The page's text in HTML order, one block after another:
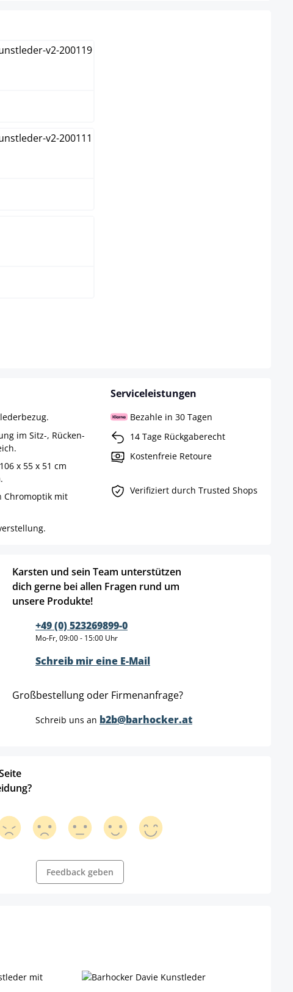
nicht verfügbar.)
im Sitz-, Rücken-
x 55 x 51 cm
Chromoptik mit
Serviceleistungen
Bezahle in 30 Tagen
14 Tage Rückgaberecht
Kostenfreie Retoure
Verifiziert durch Trusted Shops
Karsten und sein Team unterstützen
dich gerne bei allen Fragen rund um
unsere Produkte!
+49 (0) 523269899-0
Mo-Fr, 09:00 - 15:00 Uhr
Schreib mir eine E-Mail
Großbestellung oder Firmenanfrage?
Schreib uns an b2b@barhocker.at
Feedback geben